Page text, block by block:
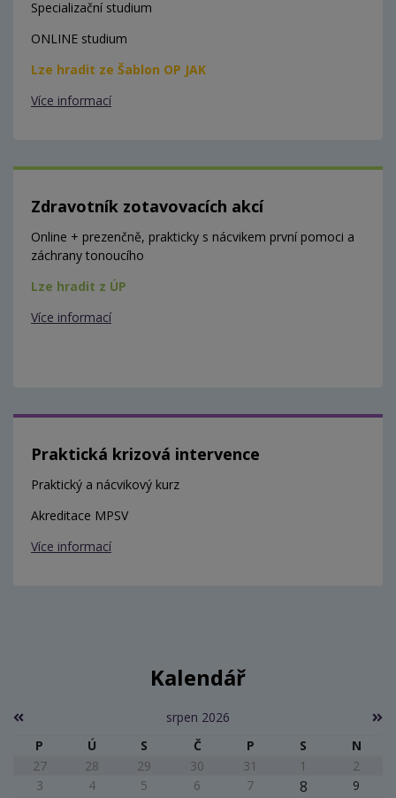
Specializační studium
ONLINE studium
Lze hradit ze Šablon OP JAK
Více informací
Zdravotník zotavovacích akcí
Online + prezenčně, prakticky s nácvikem první pomoci a
záchrany tonoucího
Lze hradit z ÚP
Více informací
Praktická krizová intervence
Praktický a nácvikový kurz
Akreditace MPSV
Více informací
Kalendář
srpen 2026
P
Ú S Č P S
N
27
28 29 30 31 1
2
3
4 5 6 7 8
9